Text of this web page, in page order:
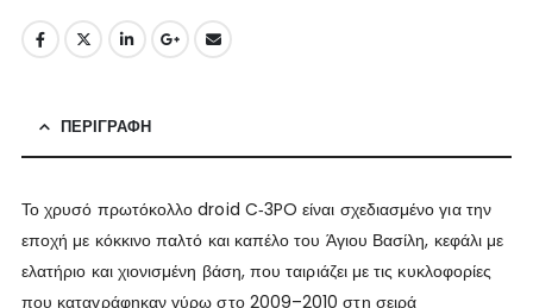
ΠΕΡΙΓΡΑΦΉ
Το χρυσό πρωτόκολλο droid C‑3PO είναι σχεδιασμένο για την
εποχή με κόκκινο παλτό και καπέλο του Άγιου Βασίλη, κεφάλι με
ελατήριο και χιονισμένη βάση, που ταιριάζει με τις κυκλοφορίες
που καταγράφηκαν γύρω στο 2009–2010 στη σειρά